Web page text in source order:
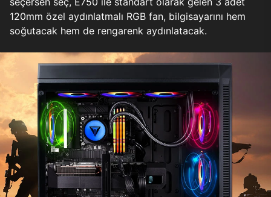
120mm özel aydınlatmalı RGB fan, bilgisayarını hem
soğutacak hem de rengarenk aydınlatacak.